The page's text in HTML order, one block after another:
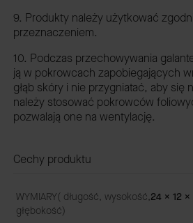
9. Produkty należy użytkować
przeznaczeniem.
10. Podczas przechowywania
ją w pokrowcach zapobiegających
głąb skóry i nie przygniatać, aby się
należy stosować pokrowców
pozwalają one na wentylację.
Cechy produktu
WYMIARY( długość, wysokość,
głębokość)
24 x 12